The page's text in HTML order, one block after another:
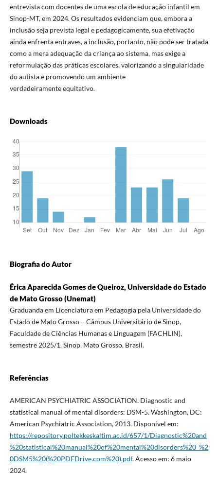
entrevista com docentes de uma escola de educação infantil em
Sinop-MT, em 2024. Os resultados evidenciam que, embora a
inclusão seja prevista legal e pedagogicamente, sua efetivação
ainda enfrenta entraves, a inclusão, portanto, não pode ser tratada
como a mera adequação da criança ao sistema, mas exige a
reformulação das práticas escolares, valorizando a singularidade
do autista e promovendo um ambiente
verdadeiramente equitativo.
Downloads
Biografia do Autor
Érica Aparecida Gomes de Queiroz, Universidade do Estado
de Mato Grosso (Unemat)
Graduanda em Licenciatura em Pedagogia pela Universidade do
Estado de Mato Grosso – Câmpus Universitário de Sinop,
Faculdade de Ciências Humanas e Linguagem (FACHLIN),
semestre 2025/1. Sinop, Mato Grosso, Brasil.
Referências
AMERICAN PSYCHIATRIC ASSOCIATION. Diagnostic and
statistical manual of mental disorders: DSM-5. Washington, DC:
American Psychiatric Association, 2013. Disponível em:
https://repository.poltekkeskaltim.ac.id/657/1/Diagnostic%20and
%20statistical%20manual%20of%20mental%20disorders%20_%2
0DSM5%20(%20PDFDrive.com%20).pdf. Acesso em: 6 maio
2024.